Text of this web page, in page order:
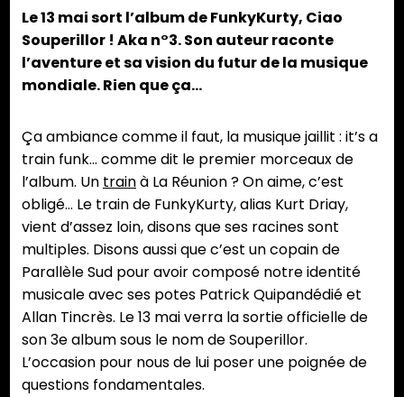
Le 13 mai sort l’album de FunkyKurty, Ciao
Souperillor ! Aka n°3. Son auteur raconte
l’aventure et sa vision du futur de la musique
mondiale. Rien que ça…
Ça ambiance comme il faut, la musique jaillit : it’s a
train funk… comme dit le premier morceaux de
l’album. Un trainà La Réunion ? On aime, c’est
obligé… Le train de FunkyKurty, alias Kurt Driay,
vient d’assez loin, disons que ses racines sont
multiples. Disons aussi que c’est un copain de
Parallèle Sud pour avoir composé notre identité
musicale avec ses potes Patrick Quipandédié et
Allan Tincrès. Le 13 mai verra la sortie officielle de
son 3e album sous le nom de Souperillor.
L’occasion pour nous de lui poser une poignée de
questions fondamentales.